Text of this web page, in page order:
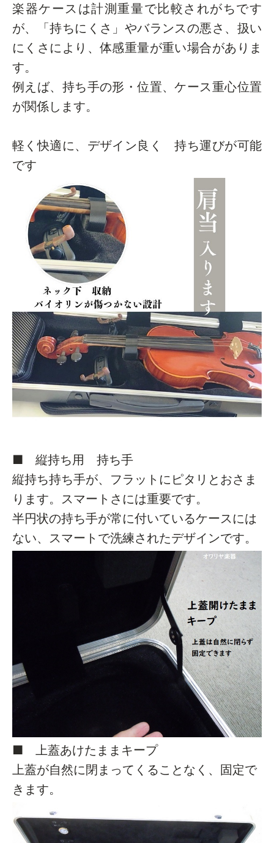
楽器ケースは計測重量で比較されがちです
が、「持ちにくさ」やバランスの悪さ、扱い
にくさにより、体感重量が重い場合がありま
す。
例えば、持ち手の形・位置、ケース重心位置
が関係します。
軽く快適に、デザイン良く 持ち運びが可能
です
■ 縦持ち用 持ち手
縦持ち持ち手が、フラットにピタリとおさま
ります。スマートさには重要です。
半円状の持ち手が常に付いているケースには
ない、スマートで洗練されたデザインです。
■ 上蓋あけたままキープ
上蓋が自然に閉まってくることなく、固定で
きます。